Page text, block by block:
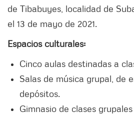
de Tibabuyes, localidad de
el 13 de mayo de 2021.
Espacios culturales:
Cinco aulas destinadas a
Salas de música grupal, de
depósitos.
Gimnasio de clases